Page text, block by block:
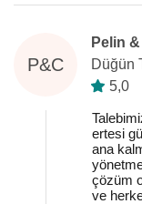
P&C
Pelin
Düğün
5,0
ertesi
ana
çözüm
ve